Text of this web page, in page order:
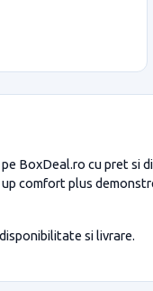
BoxDeal.ro cu pret
comfort plus
si livrare.